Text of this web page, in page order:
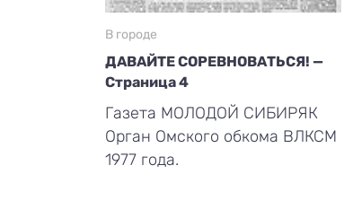
В городе
ДАВАЙТЕ СОРЕВНОВАТЬСЯ! —
Страница 4
Газета МОЛОДОЙ СИБИРЯК
Орган Омского обкома ВЛКСМ
1977 года.